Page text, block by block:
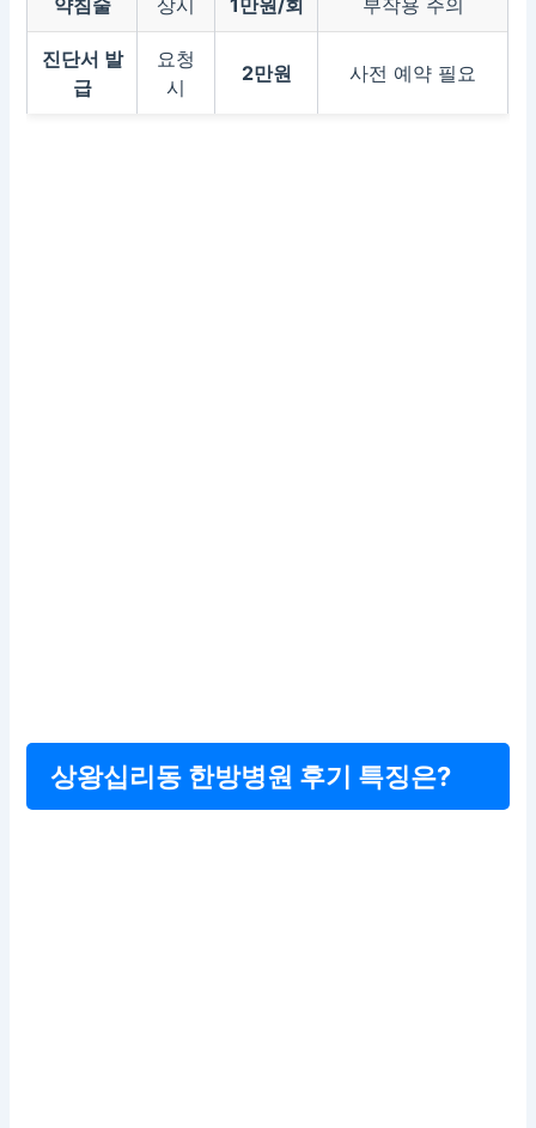
진단서 발
급
요청
시
2만원 사전 예약 필요
상왕십리동 한방병원 후기 특징은?